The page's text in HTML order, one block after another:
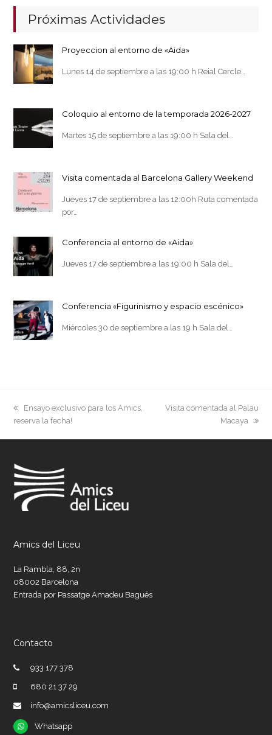
Próximas Actividades
Proyeccion al entorno de «Aida»
Lunes 14 de septiembre a las 19:00 h Reial Cercle…
Coloquio al entorno de la temporada 2026-2027
Martes 15 de septiembre a las 19:00 h Sala del…
Visita comentada al Barcelona Gallery Weekend
Jueves 17 de septiembre a las 12:00h Ruta comentada
por…
Conferencia al entorno de «Aida»
Jueves 17 de septiembre a las 19:00 h Sala del…
Conferencia «Figurinismo y espacio escénico»
Miércoles 30 de septiembre a las 19 h Sala del…
previous
post:
Ensayo exclusivo para los Amics,
reserva la fecha!
next
Visita comentada al Palau
Macaya
Amics del Liceu
La Rambla, 88, 2n
08002 Barcelona
Entrada por Passatge Amadeu Bagués
Contacto
933 177 378
680 21 37 29
info@amicsliceu.com
Whatsapp
Whatsapp